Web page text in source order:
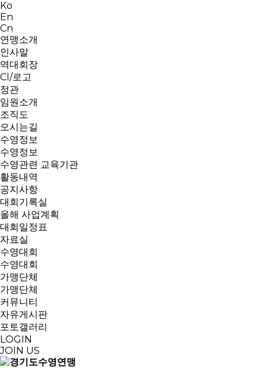
Ko
En
Cn
연맹소개
인사말
역대회장
CI/로고
정관
임원소개
조직도
오시는길
수영정보
수영정보
수영관련 교육기관
활동내역
공지사항
대회기록실
올해 사업계획
대회일정표
자료실
수영대회
수영대회
가맹단체
가맹단체
커뮤니티
자유게시판
포토갤러리
LOGIN
JOIN US